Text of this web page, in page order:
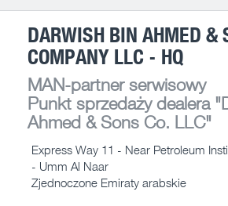
DARWISH BIN AHMED &
COMPANY LLC - HQ
MAN-partner serwisowy
Punkt sprzedaży dealera
Ahmed & Sons Co. LLC"
Express Way 11 - Near Petroleum
- Umm Al Naar
Zjednoczone Emiraty arabskie